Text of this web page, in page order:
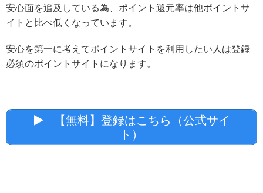
安心面を追及している為、ポイント還元率は他ポイントサ
イトと比べ低くなっています。
安心を第一に考えてポイントサイトを利用したい人は登録
必須のポイントサイトになります。
【無料】登録はこちら（公式サイ
ト）